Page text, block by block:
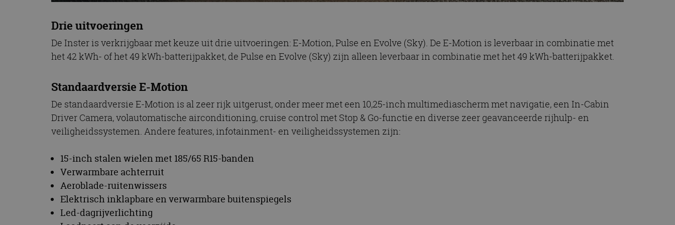
Drie uitvoeringen
De Inster is verkrijgbaar met keuze uit drie uitvoeringen: E-Motion, Pulse en Evolve (Sky). De E-Motion is leverbaar in combinatie met
het 42 kWh- of het 49 kWh-batterijpakket, de Pulse en Evolve (Sky) zijn alleen leverbaar in combinatie met het 49 kWh-batterijpakket.
Standaardversie E-Motion
De standaardversie E-Motion is al zeer rijk uitgerust, onder meer met een 10,25-inch multimediascherm met navigatie, een In-Cabin
Driver Camera, volautomatische airconditioning, cruise control met Stop & Go-functie en diverse zeer geavanceerde rijhulp- en
veiligheidssystemen. Andere features, infotainment- en veiligheidssystemen zijn:
15-inch stalen wielen met 185/65 R15-banden
Verwarmbare achterruit
Aeroblade-ruitenwissers
Elektrisch inklapbare en verwarmbare buitenspiegels
Led-dagrijverlichting